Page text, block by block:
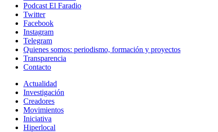
Podcast El Faradio
Twitter
Facebook
Instagram
Telegram
Quienes somos: periodismo, formación y proyectos
Transparencia
Contacto
Actualidad
Investigación
Creadores
Movimientos
Iniciativa
Hiperlocal